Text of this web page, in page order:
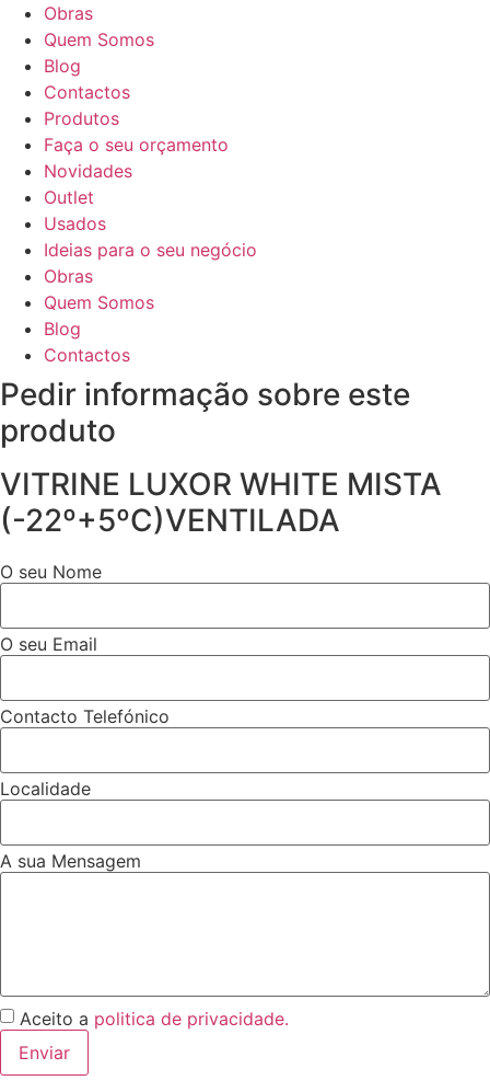
Obras
Quem Somos
Blog
Contactos
Produtos
Faça o seu orçamento
Novidades
Outlet
Usados
Ideias para o seu negócio
Obras
Quem Somos
Blog
Contactos
Pedir informação sobre este
produto
VITRINE LUXOR WHITE MISTA
(-22º+5ºC)VENTILADA
O seu Nome
O seu Email
Contacto Telefónico
Localidade
A sua Mensagem
Aceito a politica de privacidade.
Enviar